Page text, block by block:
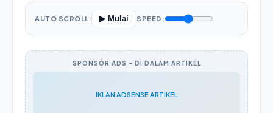
AUTO SCROLL: ▶ Mulai SPEED:
SPONSOR ADS - DI DALAM ARTIKEL
IKLAN ADSENSE ARTIKEL